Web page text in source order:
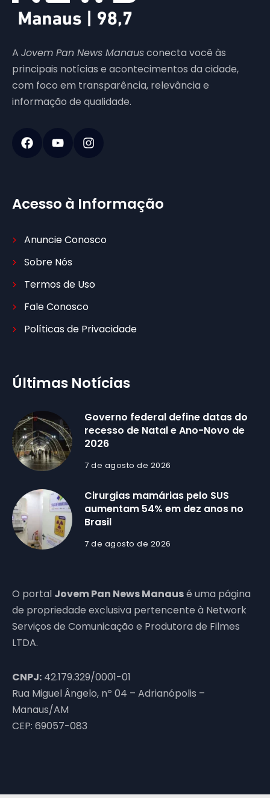
A Jovem Pan News Manausconecta você às
principais notícias e acontecimentos da cidade,
com foco em transparência, relevância e
informação de qualidade.
Acesso à Informação
Anuncie Conosco
Sobre Nós
Termos de Uso
Fale Conosco
Políticas de Privacidade
Últimas Notícias
Governo federal define datas do
recesso de Natal e Ano-Novo de
2026
7 de agosto de 2026
Cirurgias mamárias pelo SUS
aumentam 54% em dez anos no
Brasil
7 de agosto de 2026
O portal Jovem Pan News Manausé uma página
de propriedade exclusiva pertencente à Network
Serviços de Comunicação e Produtora de Filmes
LTDA.
CNPJ: 42.179.329/0001-01
Rua Miguel Ângelo, nº 04 – Adrianópolis –
Manaus/AM
CEP: 69057-083